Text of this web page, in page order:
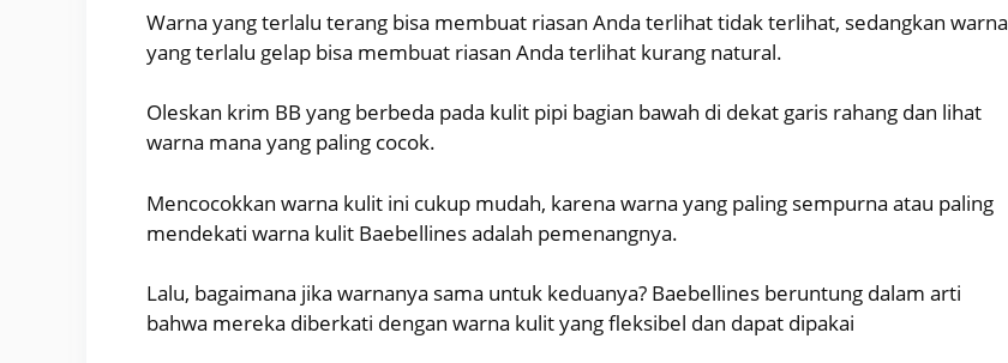
Warna yang terlalu terang bisa membuat riasan Anda terlihat tidak terlihat, sedangkan warna
yang terlalu gelap bisa membuat riasan Anda terlihat kurang natural.
Oleskan krim BB yang berbeda pada kulit pipi bagian bawah di dekat garis rahang dan lihat
warna mana yang paling cocok.
Mencocokkan warna kulit ini cukup mudah, karena warna yang paling sempurna atau paling
mendekati warna kulit Baebellines adalah pemenangnya.
Lalu, bagaimana jika warnanya sama untuk keduanya? Baebellines beruntung dalam arti
bahwa mereka diberkati dengan warna kulit yang fleksibel dan dapat dipakai